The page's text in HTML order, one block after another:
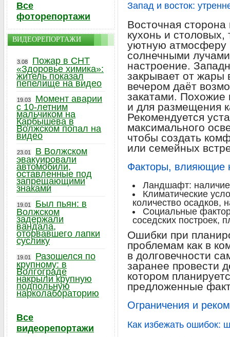
Запад и восток:
Восточная
кухонь и столовых,
уютную атмосферу
солнечными
настроение.
закрывает от жары
вечером даёт
закатами. Похожие
и для размещения
Рекомендуется
максимального
чтобы создать
или семейных
Факторы, влияющие
Ландшафт:
Климатические
количество осадков,
Социальные
соседских построек,
Ошибки при
проблемам как в
в долговечности
заранее провести
котором
предложенные
Ограничения и
Как избежать ошибок:
Все
фоторепортажи
ВИДЕОРЕПОРТАЖИ
3.08
Пожар в СНТ
«Здоровье химика»:
житель показал
пепелище на видео
19.03
Момент аварии
с 10-летним
мальчиком на
Карбышева в
Волжском попал на
видео
23.01
В Волжском
эвакуировали
автомобили,
оставленные под
запрещающими
знаками
19.01
Был пьян: в
Волжском
задержали
вандала,
оторвавшего лапки
суслику
19.01
Разошелся по
крупному: в
Волгограде
накрыли крупную
подпольную
нарколабораторию
Все
видеорепортажи